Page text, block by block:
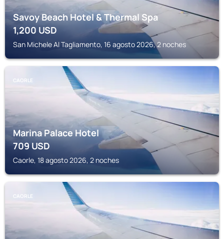
Savoy Beach Hotel & Thermal Spa
1,200USD
San Michele Al Tagliamento, 16 agosto 2026, 2 noches
CAORLE
Marina Palace Hotel
709USD
Caorle, 18 agosto 2026, 2 noches
CAORLE